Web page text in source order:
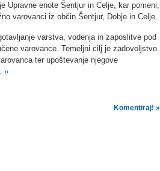
Upravne enote Šentjur in Celje, kar pomeni,
varovanci iz občin Šentjur, Dobje in Celje.
varstva, vodenja in zaposlitve pod
varovance. Temeljni cilj je zadovoljstvo
ter upoštevanje njegove
»
Komentiraj! »